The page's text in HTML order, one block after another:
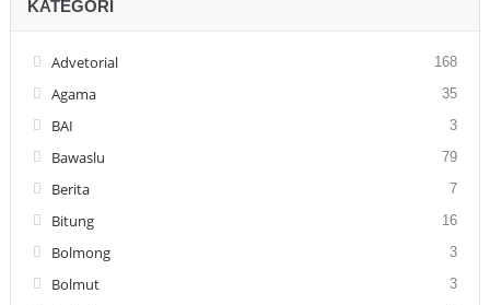
KATEGORI
Advetorial 168
Agama 35
BAI 3
Bawaslu 79
Berita 7
Bitung 16
Bolmong 3
Bolmut 3